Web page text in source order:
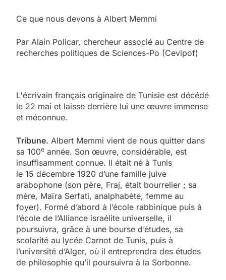
Ce que nous devons à Albert Memmi
Par Alain Policar, chercheur associé au Centre de
recherches politiques de Sciences-Po (Cevipof)
L'écrivain français originaire de Tunisie est décédé
le 22 mai et laisse derrière lui une œuvre immense
et méconnue.
Tribune. Albert Memmi vient de nous quitter dans
sa 100e année. Son œuvre, considérable, est
insuffisamment connue. Il était né à Tunis
le 15 décembre 1920 d’une famille juive
arabophone (son père, Fraj, était bourrelier ; sa
mère, Maïra Serfati, analphabète, femme au
foyer). Formé d’abord à l’école rabbinique puis à
l’école de l’Alliance israélite universelle, il
poursuivra, grâce à une bourse d’études, sa
scolarité au lycée Carnot de Tunis, puis à
l’université d’Alger, où il entreprendra des études
de philosophie qu’il poursuivra à la Sorbonne.